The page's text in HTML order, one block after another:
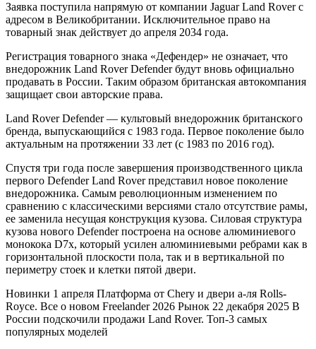
Заявка поступила напрямую от компании Jaguar Land Rover с
адресом в Великобритании. Исключительное право на
товарный знак действует до апреля 2034 года.
Регистрация товарного знака «Дефендер» не означает, что
внедорожник Land Rover Defender будут вновь официально
продавать в России. Таким образом британская автокомпания
защищает свои авторские права.
Land Rover Defender — культовый внедорожник британского
бренда, выпускающийся с 1983 года. Первое поколение было
актуальным на протяжении 33 лет (с 1983 по 2016 год).
Спустя три года после завершения производственного цикла
первого Defender Land Rover представил новое поколение
внедорожника. Самым революционным изменением по
сравнению с классическими версиями стало отсутствие рамы,
ее заменила несущая конструкция кузова. Силовая структура
кузова нового Defender построена на основе алюминиевого
монокока D7x, который усилен алюминиевыми ребрами как в
горизонтальной плоскости пола, так и в вертикальной по
периметру стоек и клетки пятой двери.
Новинки 1 апреля Платформа от Chery и двери а-ля Rolls-
Royce. Все о новом Freelander 2026 Рынок 22 декабря 2025 В
России подскочили продажи Land Rover. Топ-3 самых
популярных моделей